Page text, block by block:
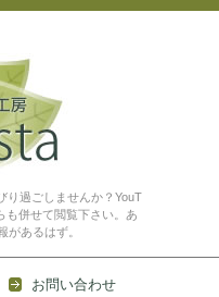
り過ごしませんか？YouT
も併せて閲覧下さい。あ
があるはず。
お問い合わせ